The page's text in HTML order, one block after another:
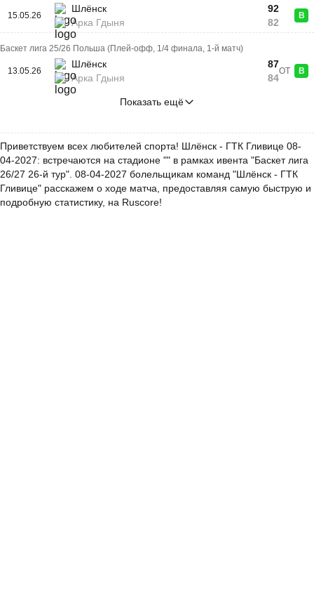
15.05.26
Шлёнск
Арка Гдыня
92
82
В
Баскет лига 25/26 Польша (Плей-офф, 1/4 финала, 1-й матч)
13.05.26
Шлёнск
Арка Гдыня
87
84
ОТ В
Показать ещё
Приветствуем всех любителей спорта! Шлёнск - ГТК Гливице 08-
04-2027: встречаются на стадионе "" в рамках ивента "Баскет лига
26/27 26-й тур". 08-04-2027 болельщикам команд "Шлёнск - ГТК
Гливице" расскажем о ходе матча, предоставляя самую быструю и
подробную статистику, на Ruscore!